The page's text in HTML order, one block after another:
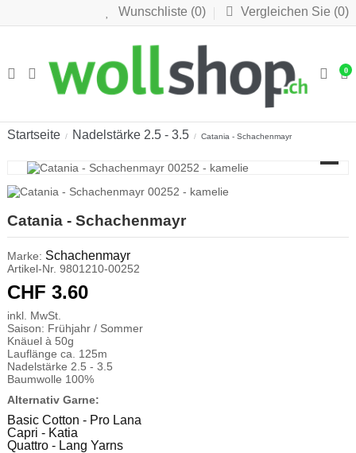
Wunschliste (0) Vergleichen Sie (0)
0
Startseite Nadelstärke 2.5 - 3.5 Catania - Schachenmayr
Catania - Schachenmayr
Marke: Schachenmayr
Artikel-Nr. 9801210-00252
CHF 3.60
inkl. MwSt.
Saison: Frühjahr / Sommer
Knäuel à 50g
Lauflänge ca. 125m
Nadelstärke 2.5 - 3.5
Baumwolle 100%
Alternativ Garne:
Basic Cotton - Pro Lana
Capri - Katia
Quattro - Lang Yarns